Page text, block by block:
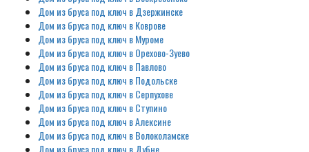
Дом из бруса под ключ в Дзержинске
Дом из бруса под ключ в Коврове
Дом из бруса под ключ в Муроме
Дом из бруса под ключ в Орехово-Зуево
Дом из бруса под ключ в Павлово
Дом из бруса под ключ в Подольске
Дом из бруса под ключ в Серпухове
Дом из бруса под ключ в Ступино
Дом из бруса под ключ в Алексине
Дом из бруса под ключ в Волоколамске